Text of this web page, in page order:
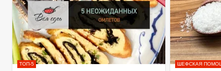
ТОП-5 ШЕФСКАЯ